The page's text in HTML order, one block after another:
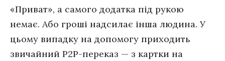
«Приват», а самого додатка під рукою
немає. Або гроші надсилає інша людина. У
цьому випадку на допомогу приходить
звичайний P2P-переказ — з картки на